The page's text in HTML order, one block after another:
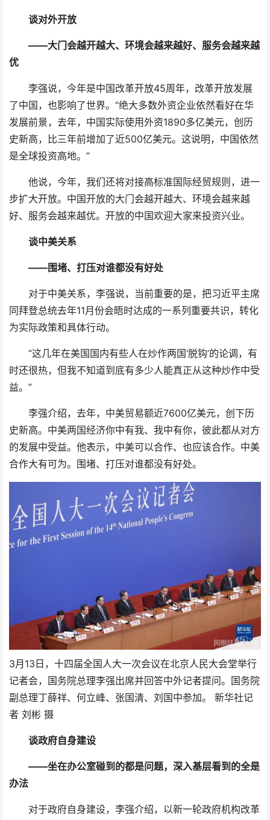
谈对外开放
——大门会越开越大、环境会越来越好、服务会越来越
优
李强说，今年是中国改革开放45周年，改革开放发展
了中国，也影响了世界。“绝大多数外资企业依然看好在华
发展前景，去年，中国实际使用外资1890多亿美元，创历
史新高，比三年前增加了近500亿美元。这说明，中国依然
是全球投资高地。”
他说，今年，我们还将对接高标准国际经贸规则，进一
步扩大开放。中国开放的大门会越开越大、环境会越来越
好、服务会越来越优。开放的中国欢迎大家来投资兴业。
谈中美关系
——围堵、打压对谁都没有好处
对于中美关系，李强说，当前重要的是，把习近平主席
同拜登总统去年11月份会晤时达成的一系列重要共识，转化
为实际政策和具体行动。
“这几年在美国国内有些人在炒作两国‘脱钩’的论调，有
时还很热，但我不知道到底有多少人能真正从这种炒作中受
益。”
李强介绍，去年，中美贸易额近7600亿美元，创下历
史新高。中美两国经济你中有我、我中有你，彼此都从对方
的发展中受益。他表示，中美可以合作、也应该合作。中美
合作大有可为。围堵、打压对谁都没有好处。
3月13日，十四届全国人大一次会议在北京人民大会堂举行
记者会，国务院总理李强出席并回答中外记者提问。国务院
副总理丁薛祥、何立峰、张国清、刘国中参加。 新华社记
者 刘彬 摄
谈政府自身建设
——坐在办公室碰到的都是问题，深入基层看到的全是
办法
对于政府自身建设，李强介绍，以新一轮政府机构改革